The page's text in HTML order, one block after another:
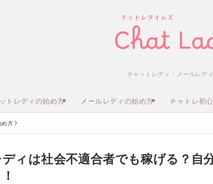
チャットレディ・メールレデ
トレディの始め方 メールレディの始め方 チャトレ初
め方
ィは社会不適合者でも稼げる？自